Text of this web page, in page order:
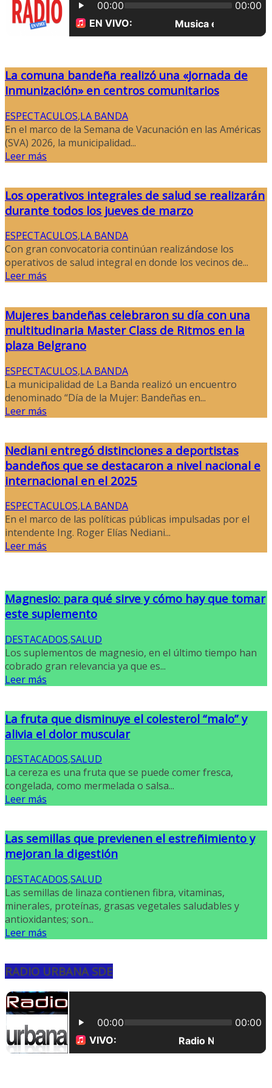
La comuna bandeña realizó una «Jornada de
Inmunización» en centros comunitarios
ESPECTACULOS,LA BANDA
En el marco de la Semana de Vacunación en las Américas
(SVA) 2026, la municipalidad...
Leer más
Los operativos integrales de salud se realizarán
durante todos los jueves de marzo
ESPECTACULOS,LA BANDA
Con gran convocatoria continúan realizándose los
operativos de salud integral en donde los vecinos de...
Leer más
Mujeres bandeñas celebraron su día con una
multitudinaria Master Class de Ritmos en la
plaza Belgrano
ESPECTACULOS,LA BANDA
La municipalidad de La Banda realizó un encuentro
denominado “Día de la Mujer: Bandeñas en...
Leer más
Nediani entregó distinciones a deportistas
bandeños que se destacaron a nivel nacional e
internacional en el 2025
ESPECTACULOS,LA BANDA
En el marco de las políticas públicas impulsadas por el
intendente Ing. Roger Elías Nediani...
Leer más
Magnesio: para qué sirve y cómo hay que tomar
este suplemento
DESTACADOS,SALUD
Los suplementos de magnesio, en el último tiempo han
cobrado gran relevancia ya que es...
Leer más
La fruta que disminuye el colesterol “malo” y
alivia el dolor muscular
DESTACADOS,SALUD
La cereza es una fruta que se puede comer fresca,
congelada, como mermelada o salsa...
Leer más
Las semillas que previenen el estreñimiento y
mejoran la digestión
DESTACADOS,SALUD
Las semillas de linaza contienen fibra, vitaminas,
minerales, proteínas, grasas vegetales saludables y
antioxidantes; son...
Leer más
RADIO URBANA SDE